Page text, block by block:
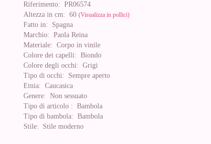
Riferimento: PR06574
Altezza in cm: 60 (Visualizza in pollici)
Fatto in: Spagna
Marchio: Paola Reina
Materiale: Corpo in vinile
Colore dei capelli: Biondo
Colore degli occhi: Grigi
Tipo di occhi: Sempre aperto
Etnia: Caucasica
Genere: Non sessuato
Tipo di articolo : Bambola
Tipo di bambola: Bambola
Stile: Stile moderno